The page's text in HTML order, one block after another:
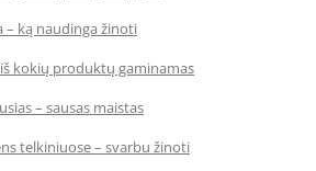
– ką naudinga žinoti
kokių produktų gaminamas
– sausas maistas
telkiniuose – svarbu žinoti